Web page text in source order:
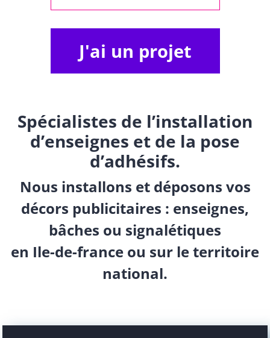
J'ai un projet
Spécialistes de l’installation
d’enseignes et de la pose
d’adhésifs.
Nous installons et déposons vos
décors publicitaires : enseignes,
bâches ou signalétiques
en Ile-de-france ou sur le territoire
national.